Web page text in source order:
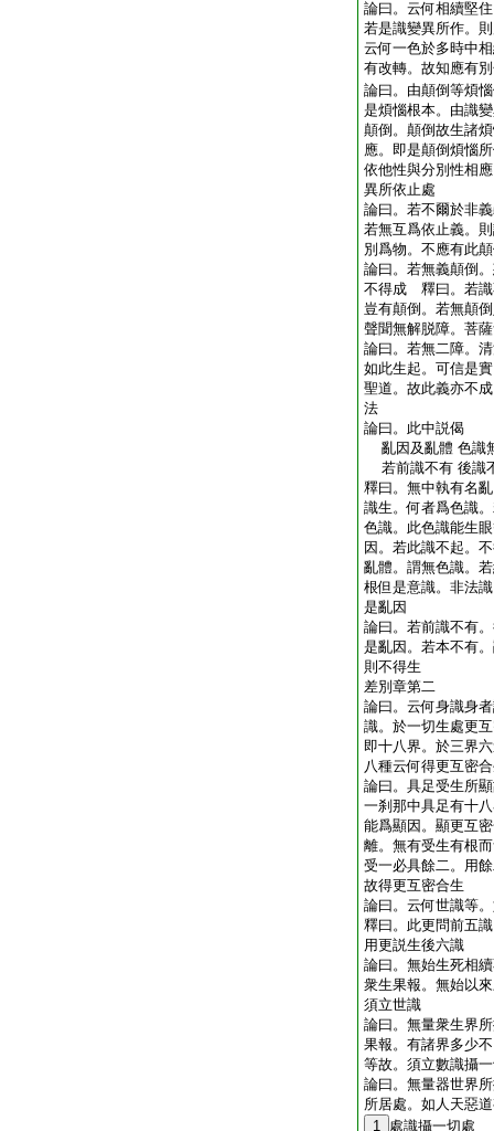
論曰。云何相續堅
若是識變異所作。
云何一色於多時中
有改轉。故知應有
論曰。由顛倒等煩
是煩惱根本。由識
顛倒。顛倒故生諸
應。即是顛倒煩惱
依他性與分別性相
異所依止處
論曰。若不爾於非
若無互爲依止義。
別爲物。不應有此
論曰。若無義顛倒
不得成 釋曰。若識
豈有顛倒。若無顛
聲聞無解脱障。菩
論曰。若無二障。
如此生起。可信是
聖道。故此義亦不
法
論曰。此中説偈
亂因及亂體 色識
若前識不有 後識
釋曰。無中執有名
識生。何者爲色識
色識。此色識能生
因。若此識不起。
亂體。謂無色識。
根但是意識。非法
是亂因
論曰。若前識不有
是亂因。若本不有
則不得生
差別章第二
論曰。云何身識身
識。於一切生處更
即十八界。於三界
八種云何得更互密
論曰。具足受生所
一刹那中具足有十
能爲顯因。顯更互
離。無有受生有根
受一必具餘二。用
故得更互密合生
論曰。云何世識等
釋曰。此更問前五
用更説生後六識
論曰。無始生死相
衆生果報。無始以
須立世識
論曰。無量衆生界
果報。有諸界多少
等故。須立數識攝
論曰。無量器世界
所居處。如人天惡
1 處識攝一切處